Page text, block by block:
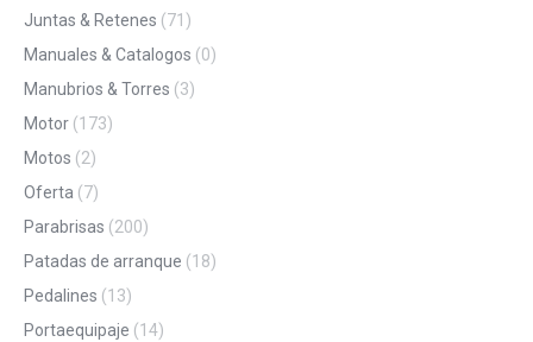
Juntas & Retenes (71)
Manuales & Catalogos (0)
Manubrios & Torres (3)
Motor (173)
Motos (2)
Oferta (7)
Parabrisas (200)
Patadas de arranque (18)
Pedalines (13)
Portaequipaje (14)